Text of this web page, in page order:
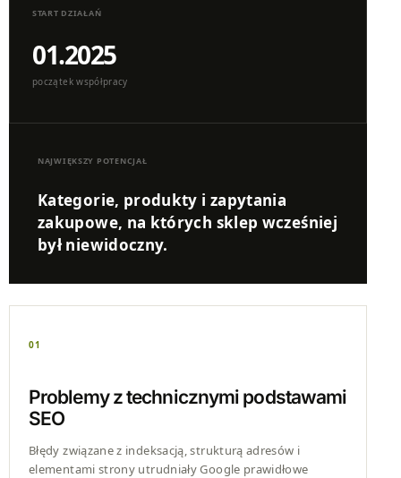
START DZIAŁAŃ
01.2025
początek współpracy
NAJWIĘKSZY POTENCJAŁ
Kategorie, produkty i zapytania
zakupowe, na których sklep wcześniej
był niewidoczny.
01
Problemy z technicznymi podstawami
SEO
Błędy związane z indeksacją, strukturą adresów i
elementami strony utrudniały Google prawidłowe